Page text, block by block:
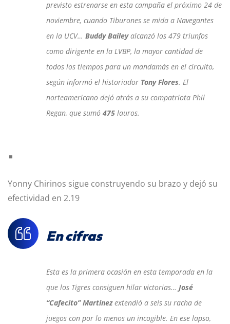
previsto estrenarse en esta campaña el próximo 24 de
noviembre, cuando Tiburones se mida a Navegantes
en la UCV… Buddy Baileyalcanzó los 479 triunfos
como dirigente en la LVBP, la mayor cantidad de
todos los tiempos para un mandamás en el circuito,
según informó el historiador Tony Flores. El
norteamericano dejó atrás a su compatriota Phil
Regan, que sumó 475 lauros.
Yonny Chirinos sigue construyendo su brazo y dejó su
efectividad en 2.19
En cifras
Esta es la primera ocasión en esta temporada en la
que los Tigres consiguen hilar victorias… José
“Cafecito” Martínezextendió a seis su racha de
juegos con por lo menos un incogible. En ese lapso,